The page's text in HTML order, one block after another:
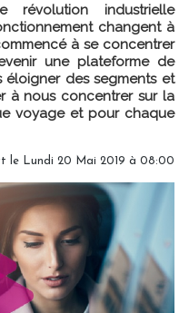
industrielle
changent à
à se concentrer
une plateforme de
éloigner des segments et
à nous concentrer sur la
voyage et pour chaque
le Lundi 20 Mai 2019 à 08:00